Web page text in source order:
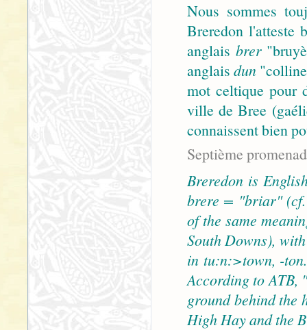
Nous sommes
Breredon l'atteste
anglais brer
anglais dun
mot celtique pour
ville de Bree
connaissent bien
Septième
Breredon is
brere = "briar"
of the same
South Downs),
in tu:n:>town, -
According to
ground behind the
High Hay and the